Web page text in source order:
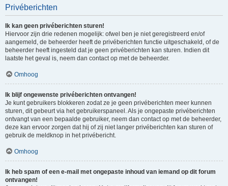
Privéberichten
Ik kan geen privéberichten sturen!
Hiervoor zijn drie redenen mogelijk: ofwel ben je niet geregistreerd en/of
aangemeld, de beheerder heeft de privéberichten functie uitgeschakeld, of de
beheerder heeft ingesteld dat je geen privéberichten kan sturen. Indien dit
laatste het geval is, neem dan contact op met de beheerder.
Omhoog
Ik blijf ongewenste privéberichten ontvangen!
Je kunt gebruikers blokkeren zodat ze je geen privéberichten meer kunnen
sturen, dit gebeurt via het gebruikerspaneel. Als je ongepaste privéberichten
ontvangt van een bepaalde gebruiker, neem dan contact op met de beheerder,
deze kan ervoor zorgen dat hij of zij niet langer privéberichten kan sturen of
gebruik de meldknop in het privébericht.
Omhoog
Ik heb spam of een e-mail met ongepaste inhoud van iemand op dit forum
ontvangen!